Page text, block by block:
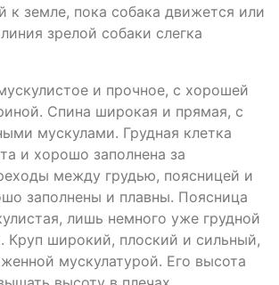
к земле, пока собака движется или
зрелой собаки слегка
и прочное, с хорошей
Спина широкая и прямая, с
мускулами. Грудная клетка
и хорошо заполнена за
между грудью, поясницей и
заполнены и плавны. Поясница
лишь немного уже грудной
Круп широкий, плоский и сильный,
мускулатурой. Его высота